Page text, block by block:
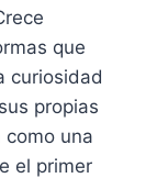
que
curiosidad
propias
como una
el primer